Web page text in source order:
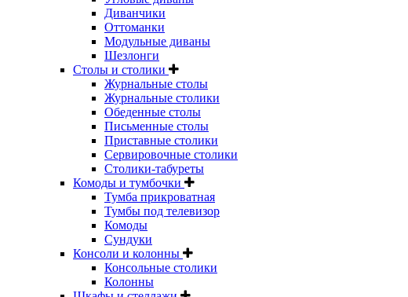
Диванчики
Оттоманки
Модульные диваны
Шезлонги
Столы и столики
Журнальные столы
Журнальные столики
Обеденные столы
Письменные столы
Приставные столики
Сервировочные столики
Столики-табуреты
Комоды и тумбочки
Тумба прикроватная
Тумбы под телевизор
Комоды
Сундуки
Консоли и колонны
Консольные столики
Колонны